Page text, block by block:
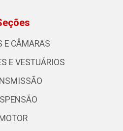
E CÂMARAS
E VESTUÁRIOS